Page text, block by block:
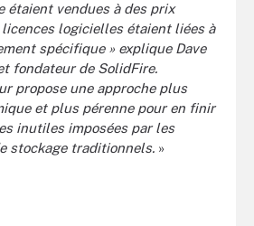
étaient vendues à des prix
logicielles étaient liées à
spécifique » explique Dave
fondateur de SolidFire.
propose une approche plus
et plus pérenne pour en finir
inutiles imposées par les
stockage traditionnels. »